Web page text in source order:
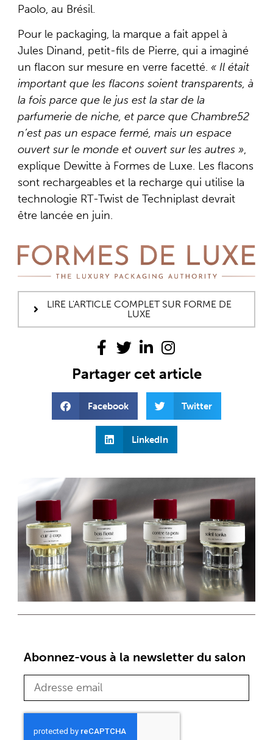
Paolo, au Brésil.
Pour le packaging, la marque a fait appel à
Jules Dinand, petit-fils de Pierre, qui a imaginé
un flacon sur mesure en verre facetté. « Il était
important que les flacons soient transparents, à
la fois parce que le jus est la star de la
parfumerie de niche, et parce que Chambre52
n’est pas un espace fermé, mais un espace
ouvert sur le monde et ouvert sur les autres »,
explique Dewitte à Formes de Luxe. Les flacons
sont rechargeables et la recharge qui utilise la
technologie RT-Twist de Techniplast devrait
être lancée en juin.
LIRE L'ARTICLE COMPLET SUR FORME DE
LUXE
Partager cet article
Facebook Twitter
LinkedIn
Abonnez-vous à la newsletter du salon